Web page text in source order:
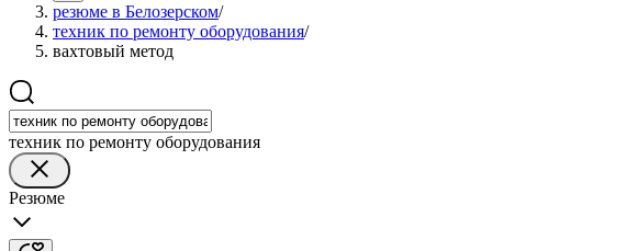
резюме в Белозерском/
техник по ремонту оборудования/
вахтовый метод
техник по ремонту оборудования
Резюме